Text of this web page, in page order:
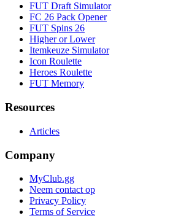
FUT Draft Simulator
FC 26 Pack Opener
FUT Spins 26
Higher or Lower
Itemkeuze Simulator
Icon Roulette
Heroes Roulette
FUT Memory
Resources
Articles
Company
MyClub.gg
Neem contact op
Privacy Policy
Terms of Service